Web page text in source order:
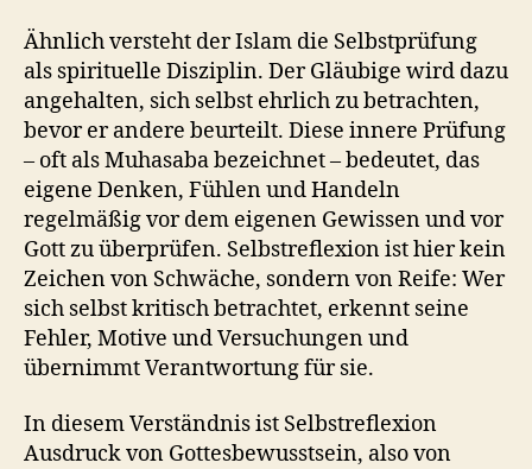
Ähnlich versteht der Islam die Selbstprüfung
als spirituelle Disziplin. Der Gläubige wird dazu
angehalten, sich selbst ehrlich zu betrachten,
bevor er andere beurteilt. Diese innere Prüfung
– oft als Muhasaba bezeichnet – bedeutet, das
eigene Denken, Fühlen und Handeln
regelmäßig vor dem eigenen Gewissen und vor
Gott zu überprüfen. Selbstreflexion ist hier kein
Zeichen von Schwäche, sondern von Reife: Wer
sich selbst kritisch betrachtet, erkennt seine
Fehler, Motive und Versuchungen und
übernimmt Verantwortung für sie.
In diesem Verständnis ist Selbstreflexion
Ausdruck von Gottesbewusstsein, also von